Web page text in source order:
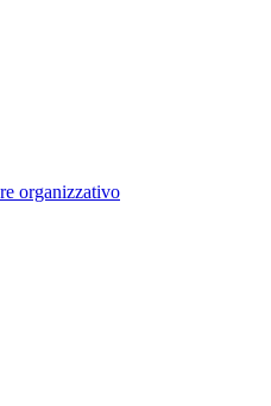
organizzativo